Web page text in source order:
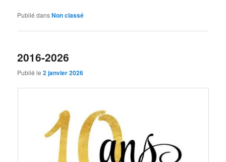
Publié dansNon classé
2016-2026
Publié le2 janvier 2026